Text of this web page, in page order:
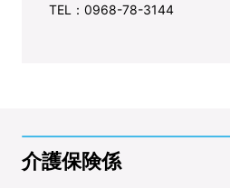
TEL：0968-78-3144
介護保険係